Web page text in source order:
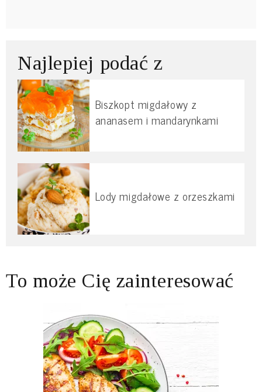
Najlepiej podać z
Biszkopt migdałowy z
ananasem i mandarynkami
Lody migdałowe z orzeszkami
To może Cię zainteresować